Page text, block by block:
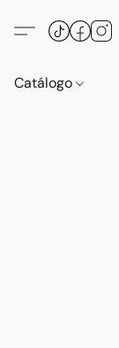
Catálogo